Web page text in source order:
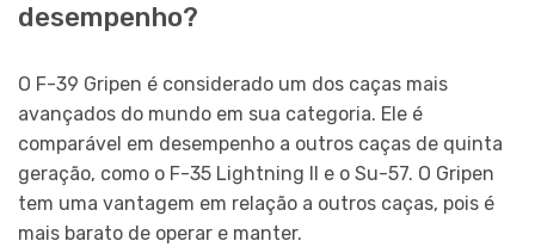
desempenho?
O F-39 Gripen é considerado um dos caças mais
avançados do mundo em sua categoria. Ele é
comparável em desempenho a outros caças de quinta
geração, como o F-35 Lightning II e o Su-57. O Gripen
tem uma vantagem em relação a outros caças, pois é
mais barato de operar e manter.